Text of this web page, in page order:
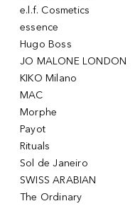
e.l.f. Cosmetics
essence
Hugo Boss
JO MALONE LONDON
KIKO Milano
MAC
Morphe
Payot
Rituals
Sol de Janeiro
SWISS ARABIAN
The Ordinary